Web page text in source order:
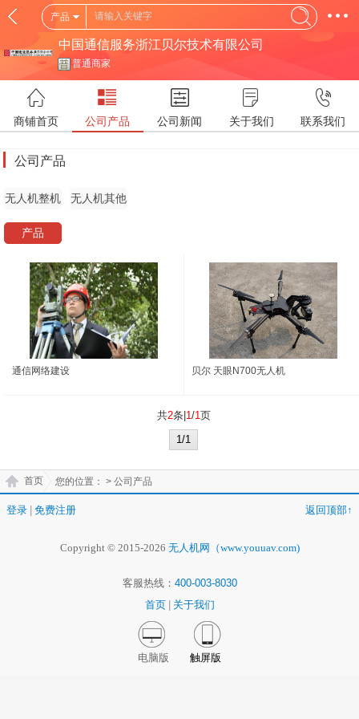
产品
中国通信服务浙江贝尔技术有限公司
普通商家
商铺首页 公司产品 公司新闻 关于我们 联系我们
公司产品
无人机整机 无人机其他
产品
通信网络建设 贝尔 天眼N700无人机
共2条| 1/1页
1/1
您的位置：
首页 > 公司产品
登录 免费注册 返回顶部↑
Copyright © 2015-2026 无人机网（www.youuav.com)
客服热线： 400-003-8030
首页
关于我们
电脑版 触屏版